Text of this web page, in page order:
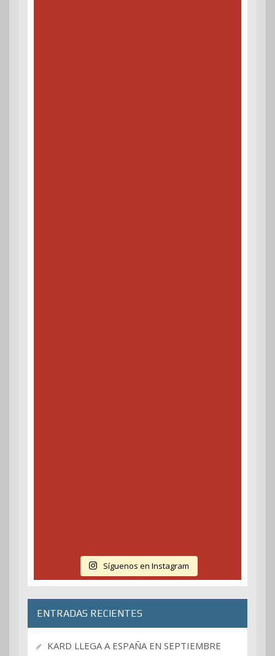
Síguenos en Instagram
ENTRADAS RECIENTES
KARD LLEGA A ESPAÑA EN SEPTIEMBRE